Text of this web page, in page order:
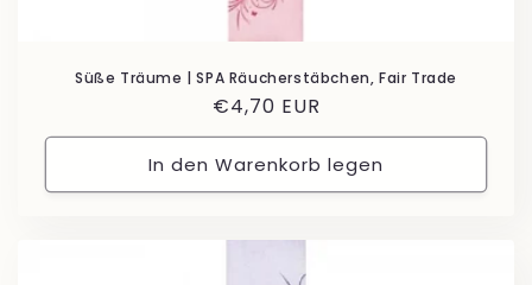
Süße Träume | SPA Räucherstäbchen, Fair Trade
Normaler
Preis
€4,70 EUR
In den Warenkorb legen